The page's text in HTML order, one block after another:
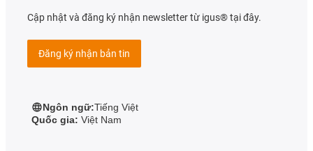
Cập nhật và đăng ký nhận newsletter từ igus® tại đây.
Đăng ký nhận bản tin
Ngôn ngữ:Tiếng Việt
Quốc gia: Việt Nam